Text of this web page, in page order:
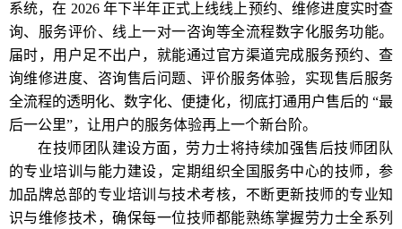
系统，在 2026 年下半年正式上线线上预约、维修进度实时查
询、服务评价、线上一对一咨询等全流程数字化服务功能。
届时，用户足不出户，就能通过官方渠道完成服务预约、查
询维修进度、咨询售后问题、评价服务体验，实现售后服务
全流程的透明化、数字化、便捷化，彻底打通用户售后的 “最
后一公里”，让用户的服务体验再上一个新台阶。
在技师团队建设方面，劳力士将持续加强售后技师团队
的专业培训与能力建设，定期组织全国服务中心的技师，参
加品牌总部的专业培训与技术考核，不断更新技师的专业知
识与维修技术，确保每一位技师都能熟练掌握劳力士全系列